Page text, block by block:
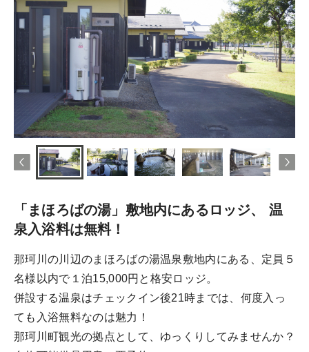
「まほろばの湯」敷地内にあるロッジ、 温
泉入浴料は無料！
那珂川の川辺のまほろばの湯温泉敷地内にある、定員５
名様以内で１泊15,000円と格安ロッジ。
併設する温泉はチェックイン後21時までは、何度入っ
ても入浴無料なのは魅力！
那珂川町観光の拠点として、ゆっくりしてみませんか？